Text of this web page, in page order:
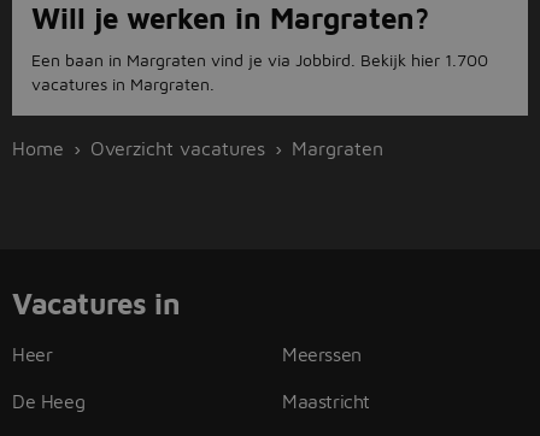
Will je werken in Margraten?
Een baan in Margraten vind je via Jobbird. Bekijk hier 1.700
vacatures in Margraten.
Home Overzicht vacatures Margraten
Vacatures in
Heer
De Heeg
Meerssen
Maastricht